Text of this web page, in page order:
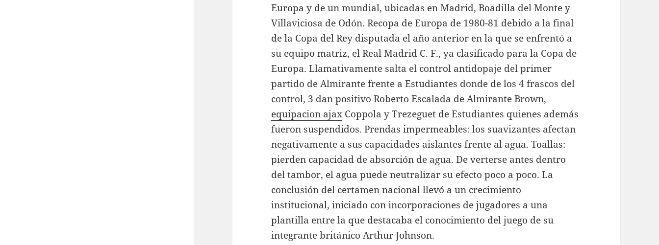
Europa y de un mundial, ubicadas en Madrid, Boadilla del Monte y
Villaviciosa de Odón. Recopa de Europa de 1980-81 debido a la final
de la Copa del Rey disputada el año anterior en la que se enfrentó a
su equipo matriz, el Real Madrid C. F., ya clasificado para la Copa de
Europa. Llamativamente salta el control antidopaje del primer
partido de Almirante frente a Estudiantes donde de los 4 frascos del
control, 3 dan positivo Roberto Escalada de Almirante Brown,
equipacion ajax Coppola y Trezeguet de Estudiantes quienes además
fueron suspendidos. Prendas impermeables: los suavizantes afectan
negativamente a sus capacidades aislantes frente al agua. Toallas:
pierden capacidad de absorción de agua. De verterse antes dentro
del tambor, el agua puede neutralizar su efecto poco a poco. La
conclusión del certamen nacional llevó a un crecimiento
institucional, iniciado con incorporaciones de jugadores a una
plantilla entre la que destacaba el conocimiento del juego de su
integrante británico Arthur Johnson.